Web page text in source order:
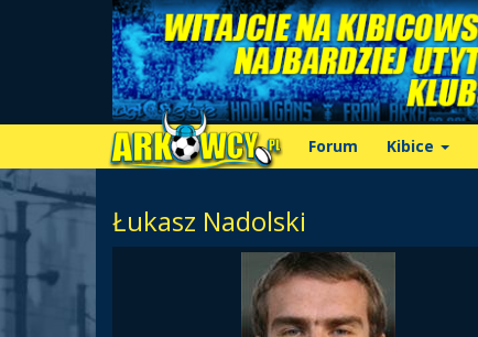
Forum Kibice
Łukasz Nadolski